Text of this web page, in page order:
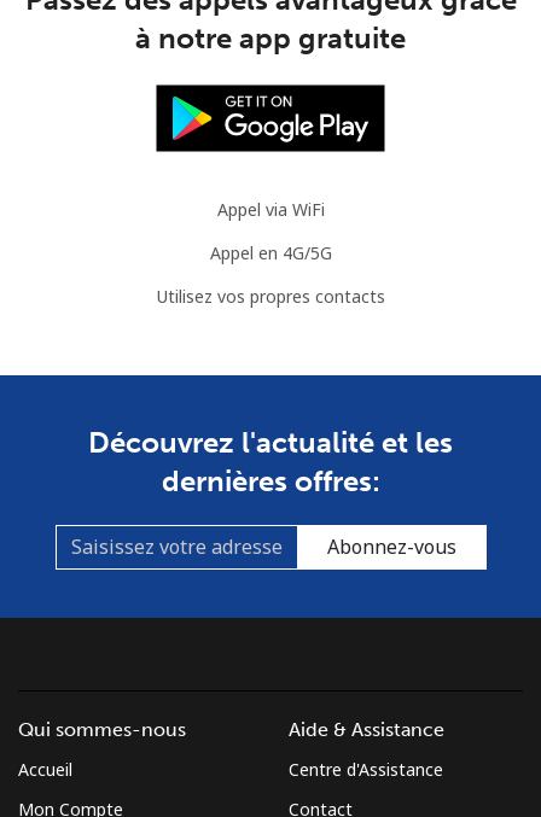
à notre app gratuite
Appel via WiFi
Appel en 4G/5G
Utilisez vos propres contacts
Découvrez l'actualité et les
dernières offres:
Abonnez-vous
Qui sommes-nous
Accueil
Mon Compte
Aide & Assistance
Centre d'Assistance
Contact